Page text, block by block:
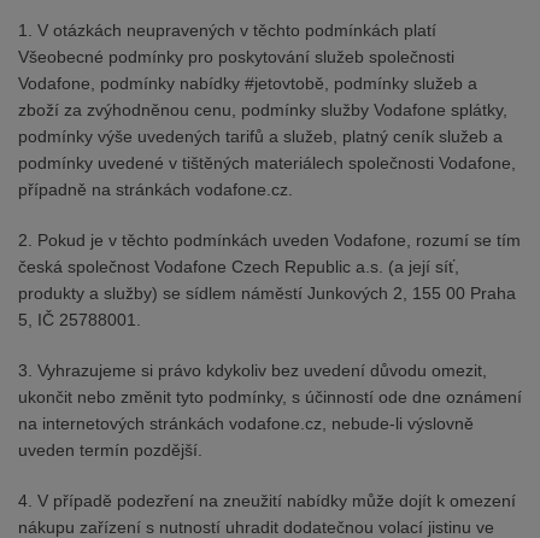
1. V otázkách neupravených v těchto podmínkách platí
Všeobecné podmínky pro poskytování služeb společnosti
Vodafone, podmínky nabídky #jetovtobě, podmínky služeb a
zboží za zvýhodněnou cenu, podmínky služby Vodafone splátky,
podmínky výše uvedených tarifů a služeb, platný ceník služeb a
podmínky uvedené v tištěných materiálech společnosti Vodafone,
případně na stránkách vodafone.cz.
2. Pokud je v těchto podmínkách uveden Vodafone, rozumí se tím
česká společnost Vodafone Czech Republic a.s. (a její síť,
produkty a služby) se sídlem náměstí Junkových 2, 155 00 Praha
5, IČ 25788001.
3. Vyhrazujeme si právo kdykoliv bez uvedení důvodu omezit,
ukončit nebo změnit tyto podmínky, s účinností ode dne oznámení
na internetových stránkách vodafone.cz, nebude-li výslovně
uveden termín pozdější.
4. V případě podezření na zneužití nabídky může dojít k omezení
nákupu zařízení s nutností uhradit dodatečnou volací jistinu ve